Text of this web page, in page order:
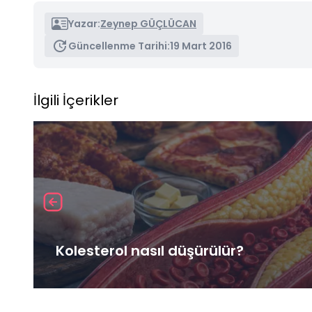
Yazar:Zeynep GÜÇLÜCAN
Güncellenme Tarihi:19 Mart 2016
İlgili İçerikler
Kolesterol nasıl düşürülür?